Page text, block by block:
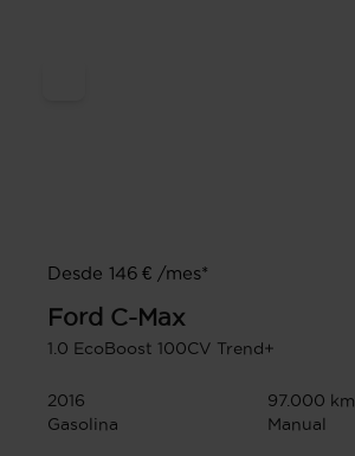
Desde 146 € /mes*
Ford C-Max
1.0 EcoBoost 100CV Trend+
2016
97.000 km
Gasolina
Manual